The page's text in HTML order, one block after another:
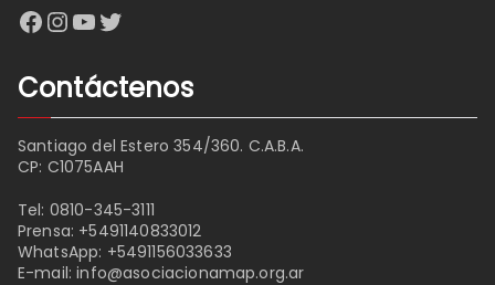
Facebook
Instagram
YouTube
Twitter
Contáctenos
Santiago del Estero 354/360. C.A.B.A.
CP: C1075AAH
Tel: 0810-345-3111
Prensa: +5491140833012
WhatsApp: +5491156033633
E-mail:info@asociacionamap.org.ar